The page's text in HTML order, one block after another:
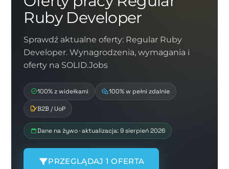
Ruby Developer
Sprawdź aktualne oferty: Regular Ruby
Developer. Wynagrodzenia, wymagania i
oferty na SOLID.Jobs
100% z widełkami 100% w pełni zdalnie
B2B / UoP
Dane na żywo · aktualizacja: 9 sierpień 2026
PRZEGLĄDAJ 1 OFERTA